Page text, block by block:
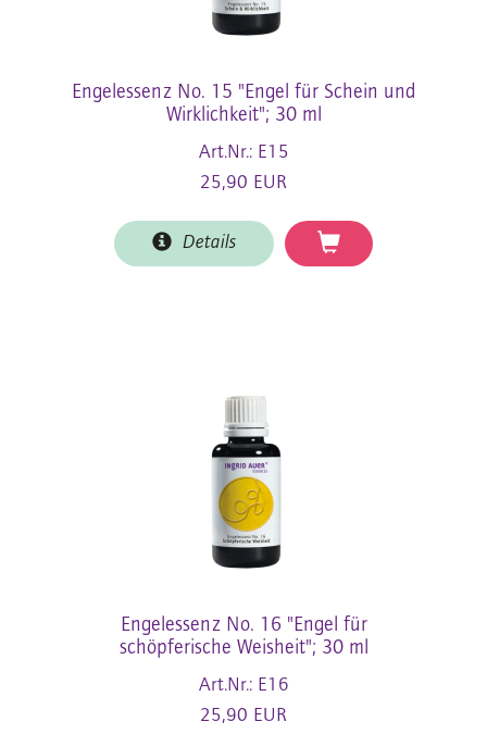
Engelessenz No. 15 "Engel für Schein und
Wirklichkeit"; 30 ml
Art.Nr.: E15
25,90 EUR
Details
Engelessenz No. 16 "Engel für
schöpferische Weisheit"; 30 ml
Art.Nr.: E16
25,90 EUR